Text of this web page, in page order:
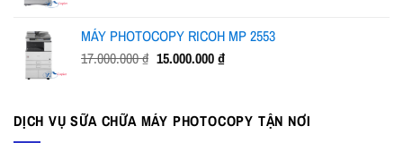
37.000.000 ₫.là:
35.500.000 ₫.
MÁY PHOTOCOPY RICOH MP 2553
17.000.000₫ Giá
17.000.000 ₫.
15.000.000₫Giá
là:
15.000.000 ₫.
DỊCH VỤ SỮA CHỮA MÁY PHOTOCOPY TẬN NƠI